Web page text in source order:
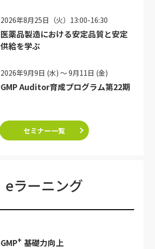
2026年8月25日（火）13:00-16:30
医薬品製造における安定品質と安定
供給を学ぶ
2026年9月9日 (水) ～ 9月11日 (金)
GMP Auditor育成プログラム第22期
セミナー一覧
eラーニング
GMP+ 基礎力向上